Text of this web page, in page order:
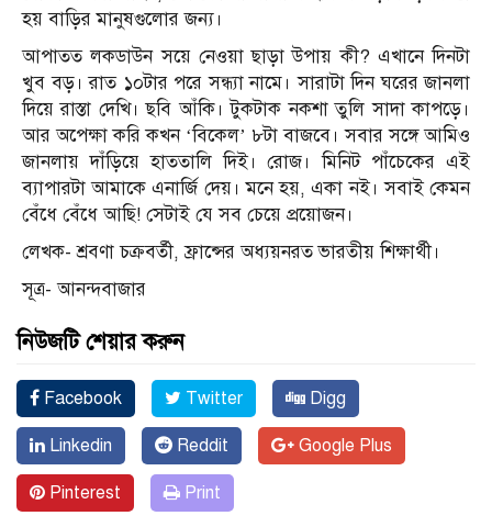
হয় বাড়ির মানুষগুলোর জন্য।
আপাতত লকডাউন সয়ে নেওয়া ছাড়া উপায় কী? এখানে দিনটা
খুব বড়। রাত ১০টার পরে সন্ধ্যা নামে। সারাটা দিন ঘরের জানলা
দিয়ে রাস্তা দেখি। ছবি আঁকি। টুকটাক নকশা তুলি সাদা কাপড়ে।
আর অপেক্ষা করি কখন ‘বিকেল’ ৮টা বাজবে। সবার সঙ্গে আমিও
জানলায় দাঁড়িয়ে হাততালি দিই। রোজ। মিনিট পাঁচেকের এই
ব্যাপারটা আমাকে এনার্জি দেয়। মনে হয়, একা নই। সবাই কেমন
বেঁধে বেঁধে আছি! সেটাই যে সব চেয়ে প্রয়োজন।
লেখক- শ্রবণা চক্রবর্তী, ফ্রান্সের অধ্যয়নরত ভারতীয় শিক্ষার্থী।
সূত্র- আনন্দবাজার
নিউজটি শেয়ার করুন
Facebook Twitter Digg
Linkedin Reddit Google Plus
Pinterest Print